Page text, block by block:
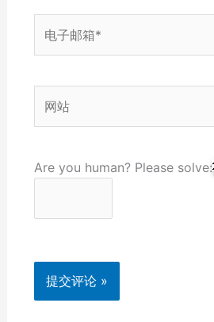
子
箱
站
Are you human? Please solve: